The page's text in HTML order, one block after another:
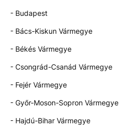
- Budapest
- Bács-Kiskun Vármegye
- Békés Vármegye
- Csongrád-Csanád Vármegye
- Fejér Vármegye
- Győr-Moson-Sopron Vármegye
- Hajdú-Bihar Vármegye